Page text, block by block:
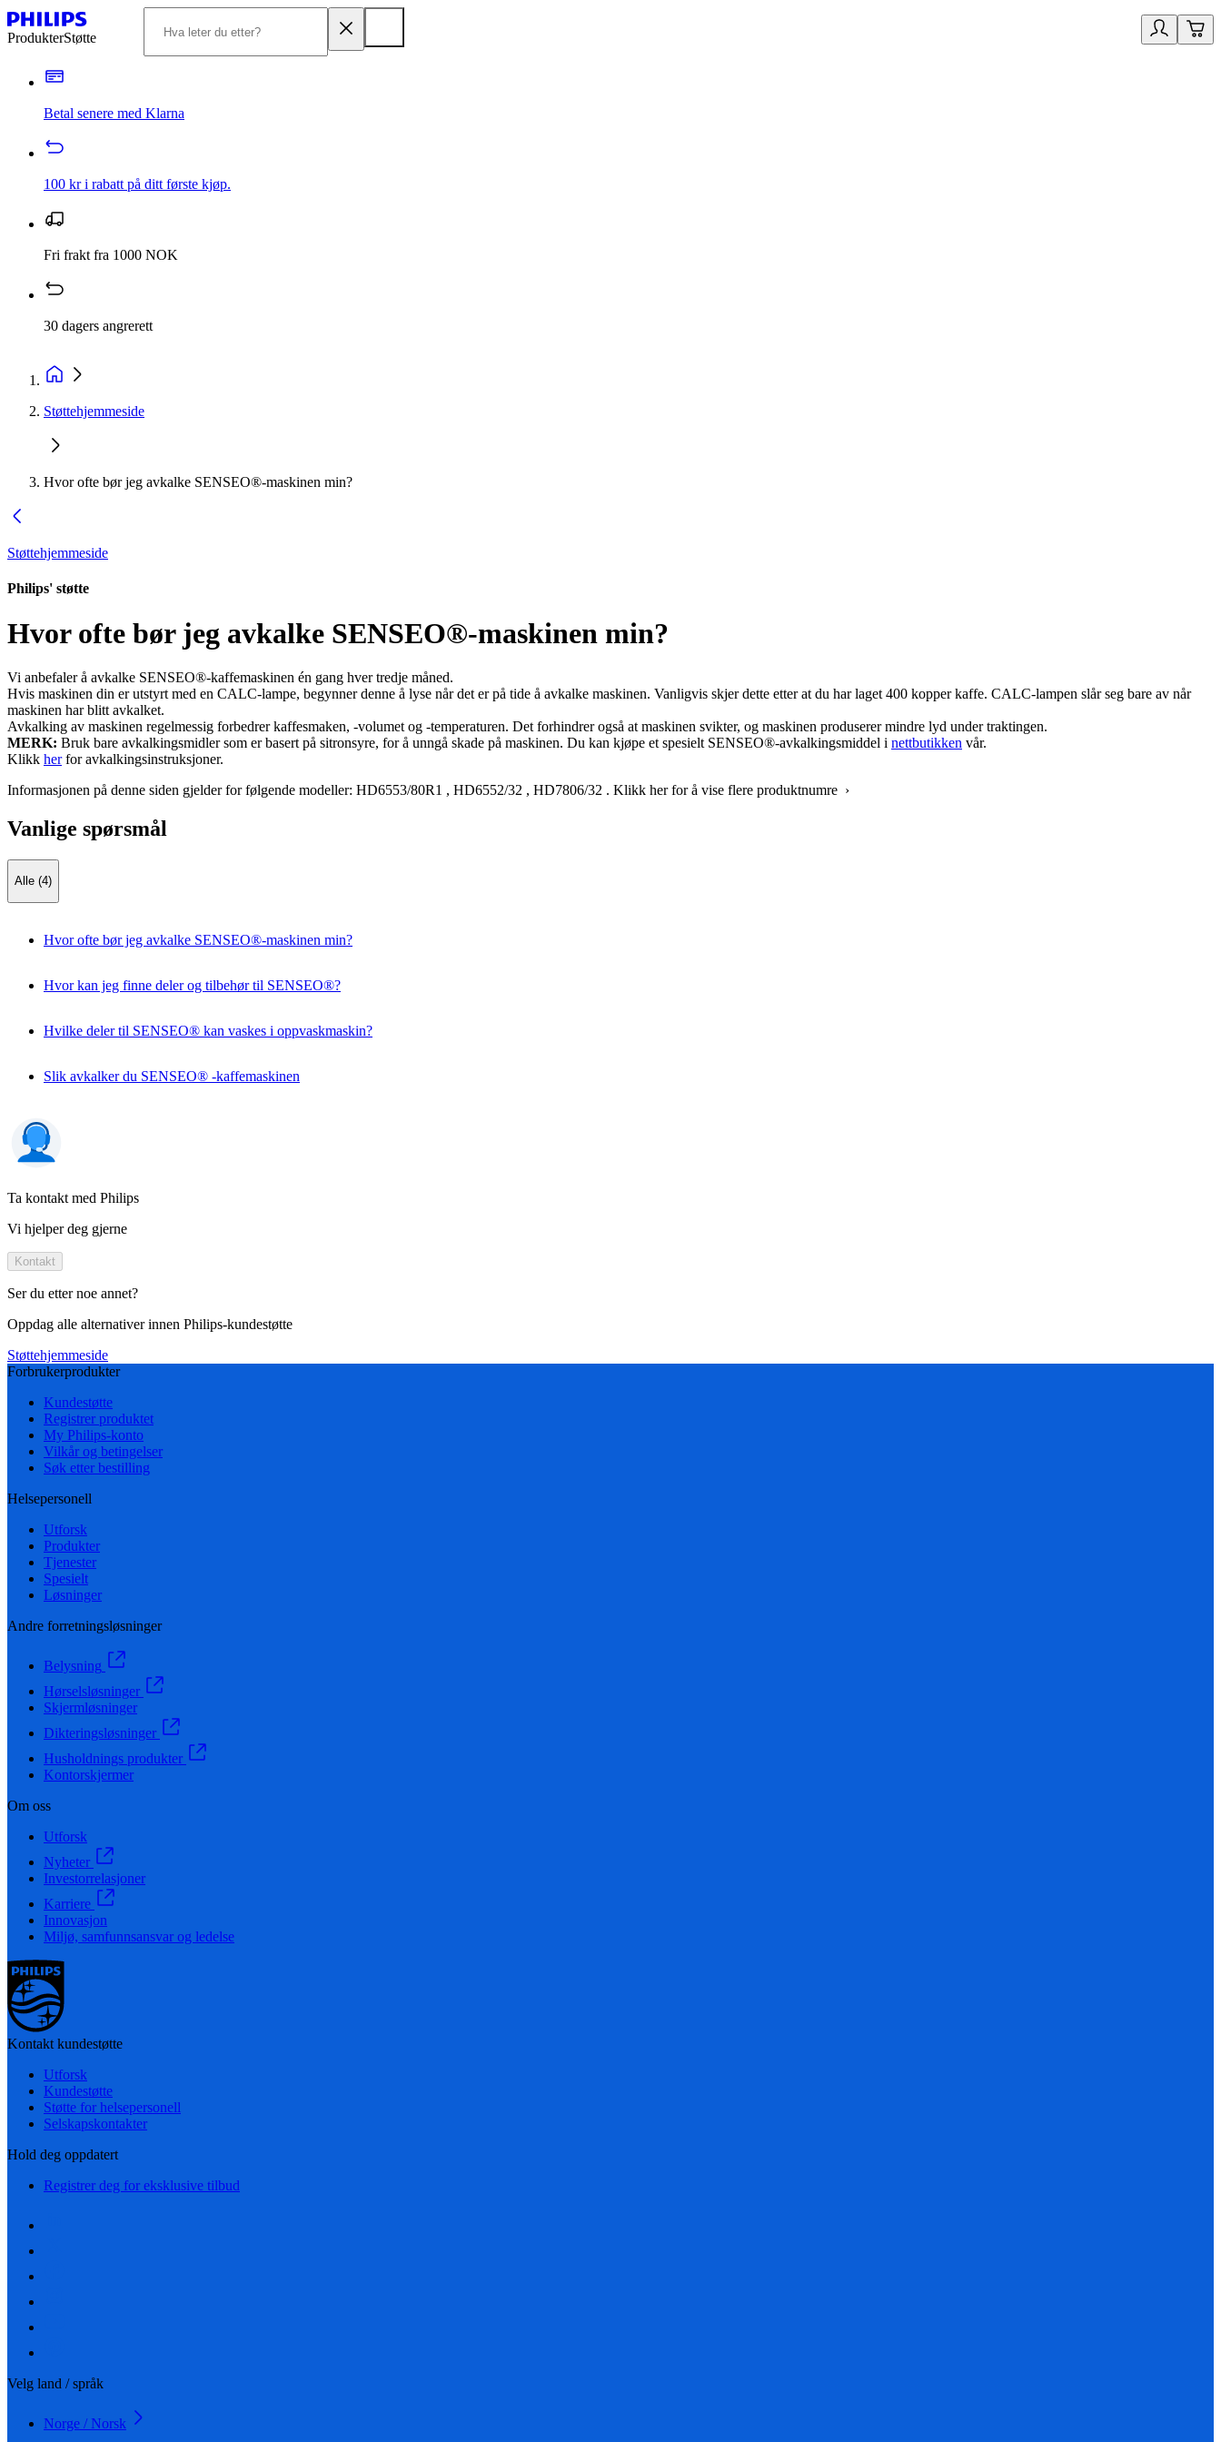
ProdukterStøtte
Betal senere med Klarna
100 kr i rabatt på ditt første kjøp.
Fri frakt fra 1000 NOK
30 dagers angrerett
Støttehjemmeside
Hvor ofte bør jeg avkalke SENSEO®-maskinen min?
Støttehjemmeside
Philips' støtte
Hvor ofte bør jeg avkalke SENSEO®-maskinen min?
Vi anbefaler å avkalke SENSEO®-kaffemaskinen én gang hver tredje måned.
Hvis maskinen din er utstyrt med en CALC-lampe, begynner denne å lyse når det er på tide å avkalke maskinen. Vanligvis skjer dette etter at du har laget 400 kopper kaffe. CALC-lampen slår seg bare av når
maskinen har blitt avkalket.
Avkalking av maskinen regelmessig forbedrer kaffesmaken, -volumet og -temperaturen. Det forhindrer også at maskinen svikter, og maskinen produserer mindre lyd under traktingen.
MERK: Bruk bare avkalkingsmidler som er basert på sitronsyre, for å unngå skade på maskinen. Du kan kjøpe et spesielt SENSEO®-avkalkingsmiddel i nettbutikken vår.
Klikk herfor avkalkingsinstruksjoner.
Informasjonen på denne siden gjelder for følgende modeller: HD6553/80R1 , HD6552/32 , HD7806/32 . Klikk her for å vise flere produktnumre ›
Vanlige spørsmål
Alle (4)
Hvor ofte bør jeg avkalke SENSEO®-maskinen min?
Hvor kan jeg finne deler og tilbehør til SENSEO®?
Hvilke deler til SENSEO® kan vaskes i oppvaskmaskin?
Slik avkalker du SENSEO® -kaffemaskinen
Ta kontakt med Philips
Vi hjelper deg gjerne
Kontakt
Ser du etter noe annet?
Oppdag alle alternativer innen Philips-kundestøtte
Støttehjemmeside
Forbrukerprodukter
Kundestøtte
Registrer produktet
My Philips-konto
Vilkår og betingelser
Søk etter bestilling
Helsepersonell
Utforsk
Produkter
Tjenester
Spesielt
Løsninger
Andre forretningsløsninger
Belysning
Hørselsløsninger
Skjermløsninger
Dikteringsløsninger
Husholdnings produkter
Kontorskjermer
Om oss
Utforsk
Nyheter
Investorrelasjoner
Karriere
Innovasjon
Miljø, samfunnsansvar og ledelse
Kontakt kundestøtte
Utforsk
Kundestøtte
Støtte for helsepersonell
Selskapskontakter
Hold deg oppdatert
Registrer deg for eksklusive tilbud
Velg land / språk
Norge / Norsk